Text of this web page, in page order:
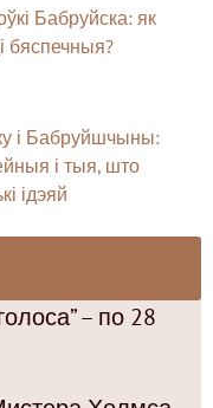
Бабруйска: як
бяспечныя?
і Бабруйшчыны:
і тыя, што
ідэяй
– по 28